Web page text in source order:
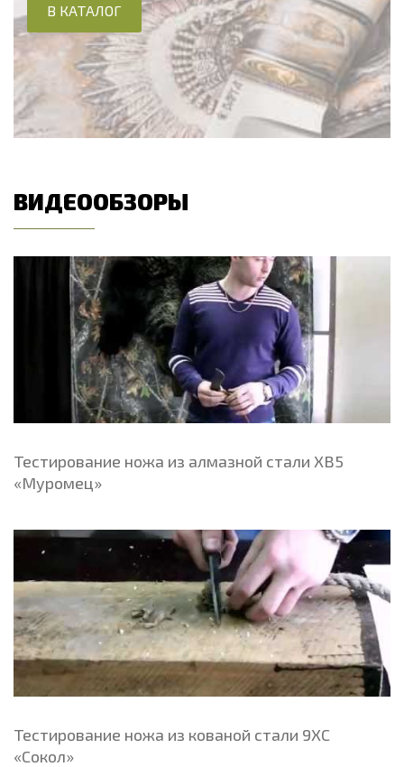
В КАТАЛОГ
ВИДЕООБЗОРЫ
Тестирование ножа из алмазной стали ХВ5
«Муромец»
Тестирование ножа из кованой стали 9ХС
«Сокол»